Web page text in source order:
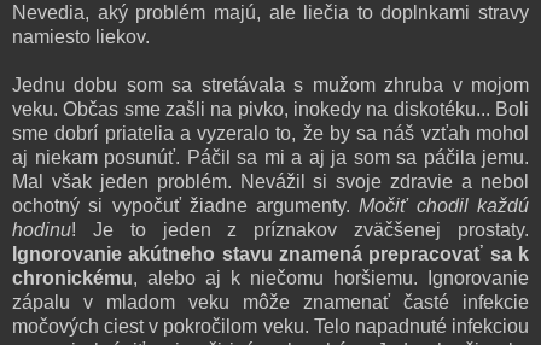
Nevedia, aký problém majú, ale liečia to doplnkami stravy
namiesto liekov.
Jednu dobu som sa stretávala s mužom zhruba v mojom
veku. Občas sme zašli na pivko, inokedy na diskotéku... Boli
sme dobrí priatelia a vyzeralo to, že by sa náš vzťah mohol
aj niekam posunúť. Páčil sa mi a aj ja som sa páčila jemu.
Mal však jeden problém. Nevážil si svoje zdravie a nebol
ochotný si vypočuť žiadne argumenty.Močiť chodil každú
hodinu! Je to jeden z príznakov zväčšenej prostaty.
Ignorovanie akútneho stavu znamená prepracovať sa k
chronickému, alebo aj k niečomu horšiemu. Ignorovanie
zápalu v mladom veku môže znamenať časté infekcie
močových ciest v pokročilom veku. Telo napadnuté infekciou